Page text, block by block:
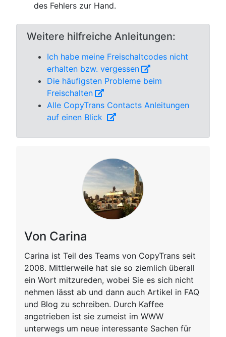
des Fehlers zur Hand.
Weitere hilfreiche Anleitungen:
Ich habe meine Freischaltcodes nicht
erhalten bzw. vergessen
Die häufigsten Probleme beim
Freischalten
Alle CopyTrans Contacts Anleitungen
auf einen Blick
Von Carina
Carina ist Teil des Teams von CopyTrans seit
2008. Mittlerweile hat sie so ziemlich überall
ein Wort mitzureden, wobei Sie es sich nicht
nehmen lässt ab und dann auch Artikel in FAQ
und Blog zu schreiben. Durch Kaffee
angetrieben ist sie zumeist im WWW
unterwegs um neue interessante Sachen für